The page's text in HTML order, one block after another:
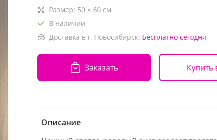
Размер: 50 × 60 см
В наличии
Доставка в г. Новосибирск: Бесплатно сегодня
Заказать Купить
Описание